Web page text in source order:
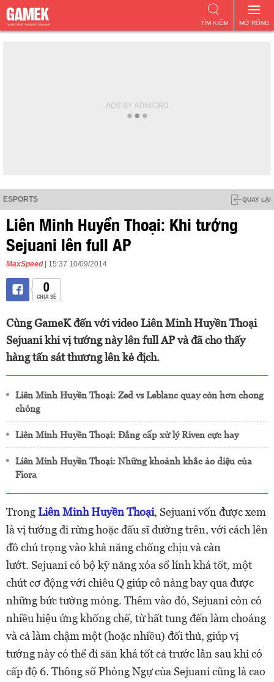
MỞ RỘNG
TÌM KIẾM
ESPORTS QUAY LẠI
Liên Minh Huyền Thoại: Khi tướng
Sejuani lên full AP
MaxSpeed | 15:37 10/09/2014
0
CHIA SẺ
Cùng GameK đến với video Liên Minh Huyền Thoại
Sejuani khi vị tướng này lên full AP và đã cho thấy
hàng tấn sát thương lên kẻ địch.
Liên Minh Huyền Thoại: Zed vs Leblanc quay còn hơn chong
chóng
Liên Minh Huyền Thoại: Đẳng cấp xử lý Riven cực hay
Liên Minh Huyền Thoại: Những khoảnh khắc ảo diệu của
Fiora
TrongLiên Minh Huyền Thoại, Sejuani vốn được xem
là vị tướng đi rừng hoặc đấu sĩ đường trên, với cách lên
đồ chú trọng vào khả năng chống chịu và càn
lướt. Sejuani có bộ kỹ năng xóa sổ lính khá tốt, một
chút cơ động với chiêu Q giúp cô nàng bay qua được
những bức tường mỏng. Thêm vào đó, Sejuani còn có
nhiều hiệu ứng khống chế, từ hất tung đến làm choáng
và cả làm chậm một (hoặc nhiều) đối thủ, giúp vị
tướng này có thể đi săn khá tốt cả trước lẫn sau khi có
cấp độ 6. Thông số Phòng Ngự của Sejuani cũng là cao